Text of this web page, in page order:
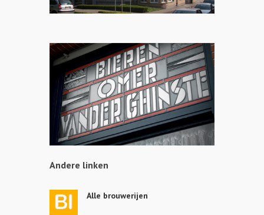
Andere linken
Alle brouwerijen